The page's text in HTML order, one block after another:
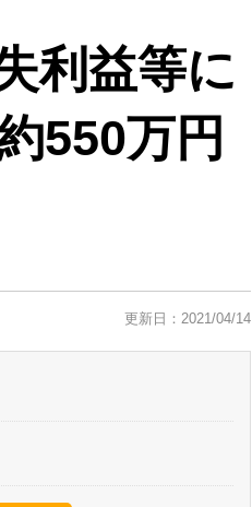
利益等に
550万円
更新日：2021/04/14